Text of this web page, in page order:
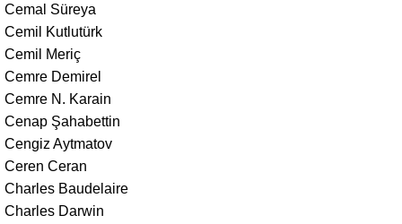
Cemal Süreya
Cemil Kutlutürk
Cemil Meriç
Cemre Demirel
Cemre N. Karain
Cenap Şahabettin
Cengiz Aytmatov
Ceren Ceran
Charles Baudelaire
Charles Darwin